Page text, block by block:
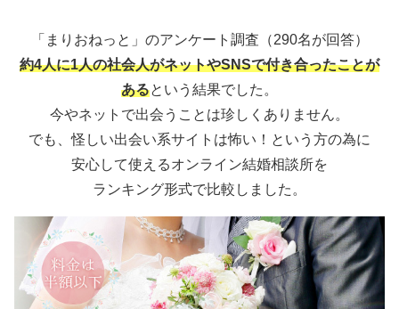
「まりおねっと」のアンケート調査（290名が回答）
約4人に1人の社会人がネットやSNSで付き合ったことが
あるという結果でした。
今やネットで出会うことは珍しくありません。
でも、怪しい出会い系サイトは怖い！という方の為に
安心して使えるオンライン結婚相談所を
ランキング形式で比較しました。